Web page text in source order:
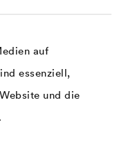
auf
essenziell,
und die
Klebkraft bei
innen und außen.